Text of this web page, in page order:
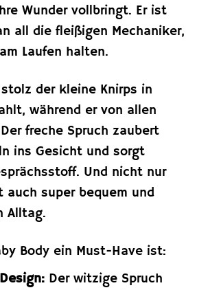
Wunder vollbringt. Er ist
all die fleißigen Mechaniker,
Laufen halten.
der kleine Knirps in
während er von allen
freche Spruch zaubert
ins Gesicht und sorgt
Und nicht nur
auch super bequem und
Alltag.
Body ein Must-Have ist:
Der witzige Spruch